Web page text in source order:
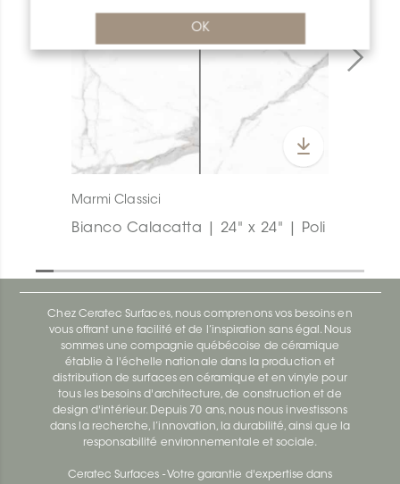
OK
Marmi Classici
Bianco Calacatta | 24" x 24" | Poli
Chez Ceratec Surfaces, nous comprenons vos besoins en
vous offrant une facilité et de l’inspiration sans égal. Nous
sommes une compagnie québécoise de céramique
établie à l'échelle nationale dans la production et
distribution de surfaces en céramique et en vinyle pour
tous les besoins d'architecture, de construction et de
design d'intérieur. Depuis 70 ans, nous nous investissons
dans la recherche, l’innovation, la durabilité, ainsi que la
responsabilité environnementale et sociale.
Ceratec Surfaces - Votre garantie d'expertise dans